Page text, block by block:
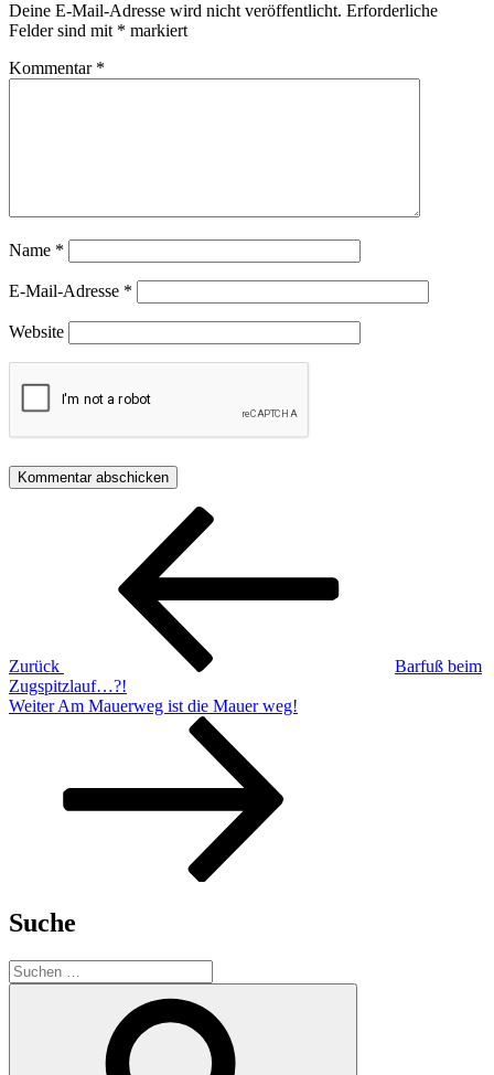
Deine E-Mail-Adresse wird nicht veröffentlicht. Erforderliche
Felder sind mit * markiert
Kommentar *
Name *
E-Mail-Adresse *
Website
Beitragsnavigation
Zurück
Barfuß beim
Zugspitzlauf…?!
Nächster
Weiter Am Mauerweg ist die Mauer weg!
Suche
Suchen
nach: